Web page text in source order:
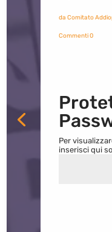
da Comitato
Commenti 0
Per
inserisci qui